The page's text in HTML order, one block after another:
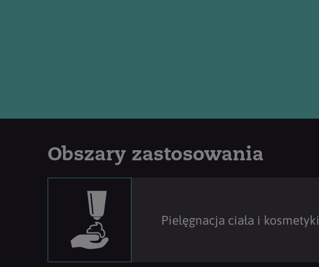
Obszary zastosowania
Pielęgnacja ciała i kosmetyki